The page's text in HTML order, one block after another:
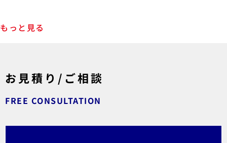
もっと見る
お見積り/ご相談
FREE CONSULTATION